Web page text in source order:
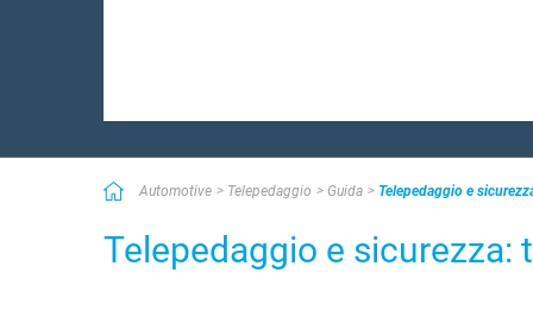
Automotive Telepedaggio Guida Telepedaggio e
Telepedaggio e sicurezza: